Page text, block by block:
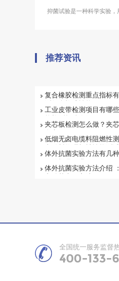
抑菌试验是一种科学实验，
推荐资讯
复合橡胶检测重点指标
工业皮带检测项目有哪
夹芯板检测怎么做？夹
低烟无卤电缆料阻燃性
体外抗菌实验方法有几
体外抗菌实验方法介绍
全国统一服务监督
400-133-